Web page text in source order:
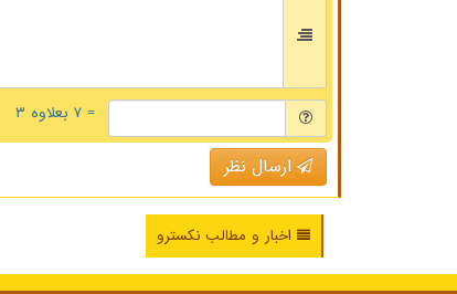
= ۷ بعلاوه ۳
ارسال نظر
اخبار و مطالب نکسترو